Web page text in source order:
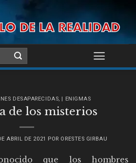
DESAPARECIDAS, | ENIGMAS
de los misterios
ABRIL DE 2021 POR ORESTES GIRBAU
que los hombres